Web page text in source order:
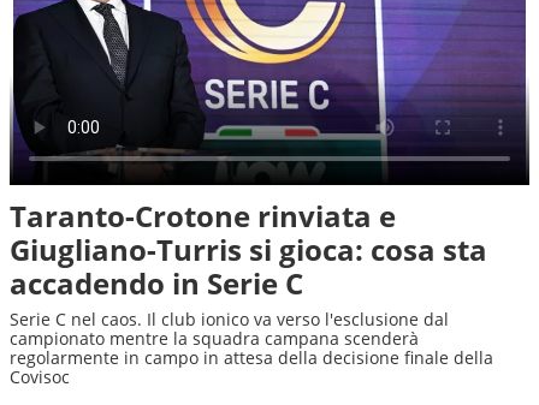
Taranto-Crotone rinviata e
Giugliano-Turris si gioca: cosa sta
accadendo in Serie C
Serie C nel caos. Il club ionico va verso l'esclusione dal
campionato mentre la squadra campana scenderà
regolarmente in campo in attesa della decisione finale della
Covisoc